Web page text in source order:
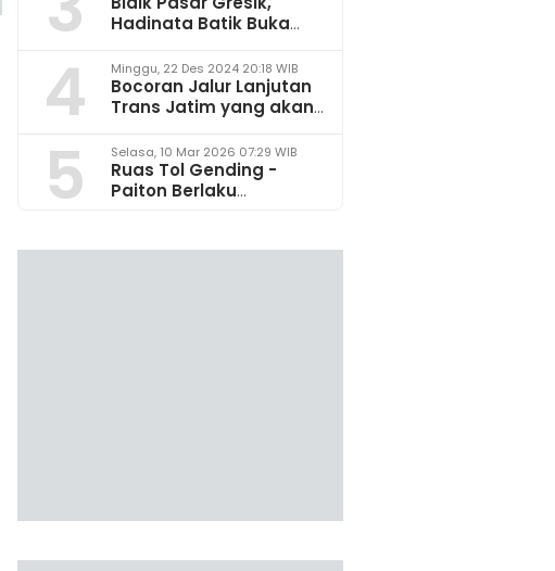
Hadinata Batik Buka
4 Minggu, 22 Des 2024 20:18 WIB
Bocoran Jalur Lanjutan
Trans Jatim yang akan
2025
5 Selasa, 10 Mar 2026 07:29 WIB
Ruas Tol Gending -
Paiton Berlaku